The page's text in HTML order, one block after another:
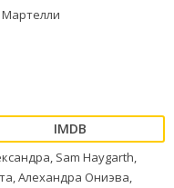
Sam Haygarth,
Алехандра Ониэва,